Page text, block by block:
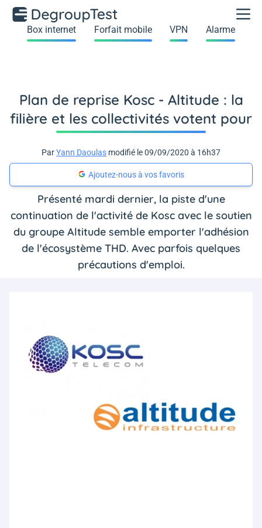
Box internet Forfait mobile VPN Alarme
Plan de reprise Kosc - Altitude : la
filière et les collectivités votent pour
ParYann Daoulas modifié le 09/09/2020 à 16h37
Ajoutez-nous à vos favoris
Présenté mardi dernier, la piste d'une
continuation de l'activité de Kosc avec le soutien
du groupe Altitude semble emporter l'adhésion
de l'écosystème THD. Avec parfois quelques
précautions d'emploi.